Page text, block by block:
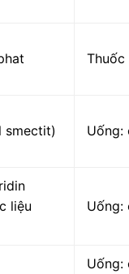
smectit) Uống:
liệu
Uống:
Uống: